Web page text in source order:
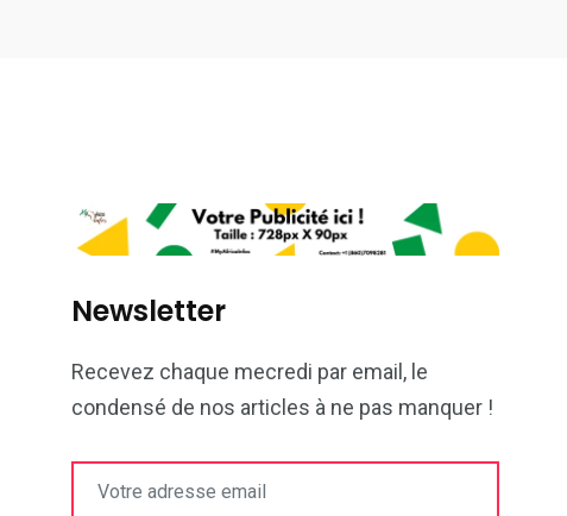
Newsletter
Recevez chaque mecredi par email, le
condensé de nos articles à ne pas manquer !